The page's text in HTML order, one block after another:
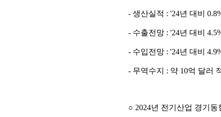
- 생산실적 : '24년 대비
- 수출전망 : '24년 대비
- 수입전망 : '24년 대비
- 무역수지 : 약 10억 달러
○ 2024년 전기산업 경기동